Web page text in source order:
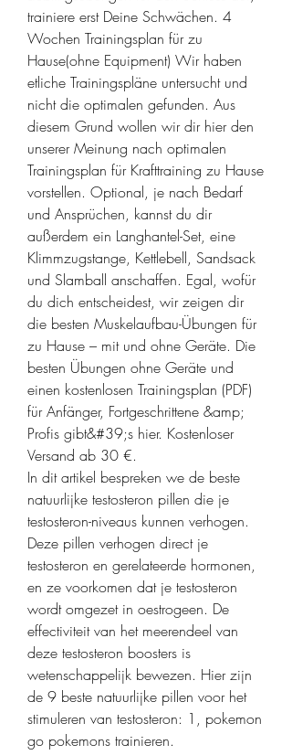
trainiere erst Deine Schwächen. 4
Wochen Trainingsplan für zu
Hause(ohne Equipment) Wir haben
etliche Trainingspläne untersucht und
nicht die optimalen gefunden. Aus
diesem Grund wollen wir dir hier den
unserer Meinung nach optimalen
Trainingsplan für Krafttraining zu Hause
vorstellen. Optional, je nach Bedarf
und Ansprüchen, kannst du dir
außerdem ein Langhantel-Set, eine
Klimmzugstange, Kettlebell, Sandsack
und Slamball anschaffen. Egal, wofür
du dich entscheidest, wir zeigen dir
die besten Muskelaufbau-Übungen für
zu Hause – mit und ohne Geräte. Die
besten Übungen ohne Geräte und
einen kostenlosen Trainingsplan (PDF)
für Anfänger, Fortgeschrittene &amp;
Profis gibt&#39;s hier. Kostenloser
Versand ab 30 €.
In dit artikel bespreken we de beste
natuurlijke testosteron pillen die je
testosteron-niveaus kunnen verhogen.
Deze pillen verhogen direct je
testosteron en gerelateerde hormonen,
en ze voorkomen dat je testosteron
wordt omgezet in oestrogeen. De
effectiviteit van het meerendeel van
deze testosteron boosters is
wetenschappelijk bewezen. Hier zijn
de 9 beste natuurlijke pillen voor het
stimuleren van testosteron: 1, pokemon
go pokemons trainieren.